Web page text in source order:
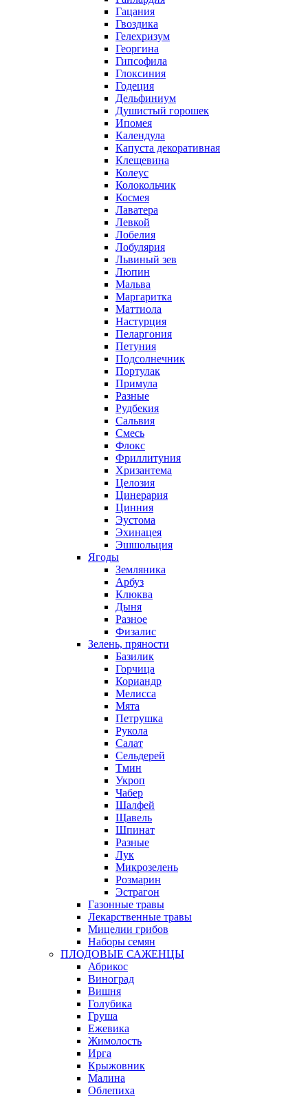
Гацания
Гвоздика
Гелехризум
Георгина
Гипсофила
Глоксиния
Годеция
Дельфиниум
Душистый горошек
Ипомея
Календула
Капуста декоративная
Клещевина
Колеус
Колокольчик
Космея
Лаватера
Левкой
Лобелия
Лобулярия
Львиный зев
Люпин
Мальва
Маргаритка
Маттиола
Настурция
Пеларгония
Петуния
Подсолнечник
Портулак
Примула
Разные
Рудбекия
Сальвия
Смесь
Флокс
Фриллитуния
Хризантема
Целозия
Цинерария
Цинния
Эустома
Эхинацея
Эшшольция
Ягоды
Земляника
Арбуз
Клюква
Дыня
Разное
Физалис
Зелень, пряности
Базилик
Горчица
Кориандр
Мелисса
Мята
Петрушка
Рукола
Салат
Сельдерей
Тмин
Укроп
Чабер
Шалфей
Щавель
Шпинат
Разные
Лук
Микрозелень
Розмарин
Эстрагон
Газонные травы
Лекарственные травы
Мицелии грибов
Наборы семян
ПЛОДОВЫЕ САЖЕНЦЫ
Абрикос
Виноград
Вишня
Голубика
Груша
Ежевика
Жимолость
Ирга
Крыжовник
Малина
Облепиха